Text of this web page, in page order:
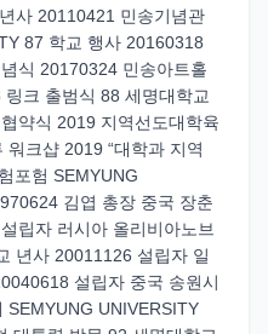
사 20110421 민송기념관
87 학교 행사 20160318
식 20170324 민송아트홀
크 출범식 88 세명대학교
약식 2019 지역선도대학육
크샵 2019 “대학과 지역
포험 SEMYUNG
김엽 총장 중국 장춘
립자 러시아 올리비아노브
년사 20011126 설립자 일
설립자 중국 송원시
UNIVERSITY